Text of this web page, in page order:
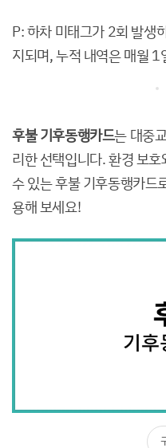
P: 하차 미태그가 2회 발생
지되며, 누적 내역은 매월 1
후불 기후동행카드는 대중
리한 선택입니다. 환경 보
수 있는 후불 기후동행카드
용해 보세요!